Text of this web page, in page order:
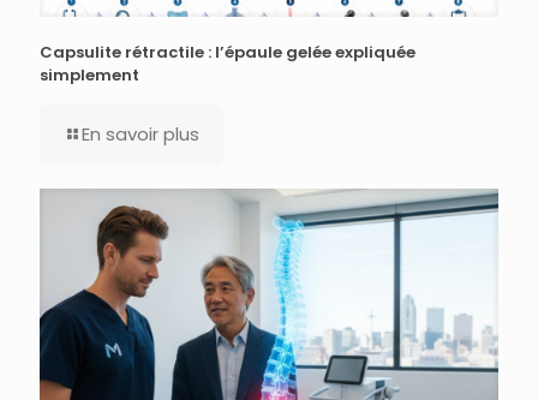
Capsulite rétractile : l’épaule gelée expliquée
simplement
En savoir plus